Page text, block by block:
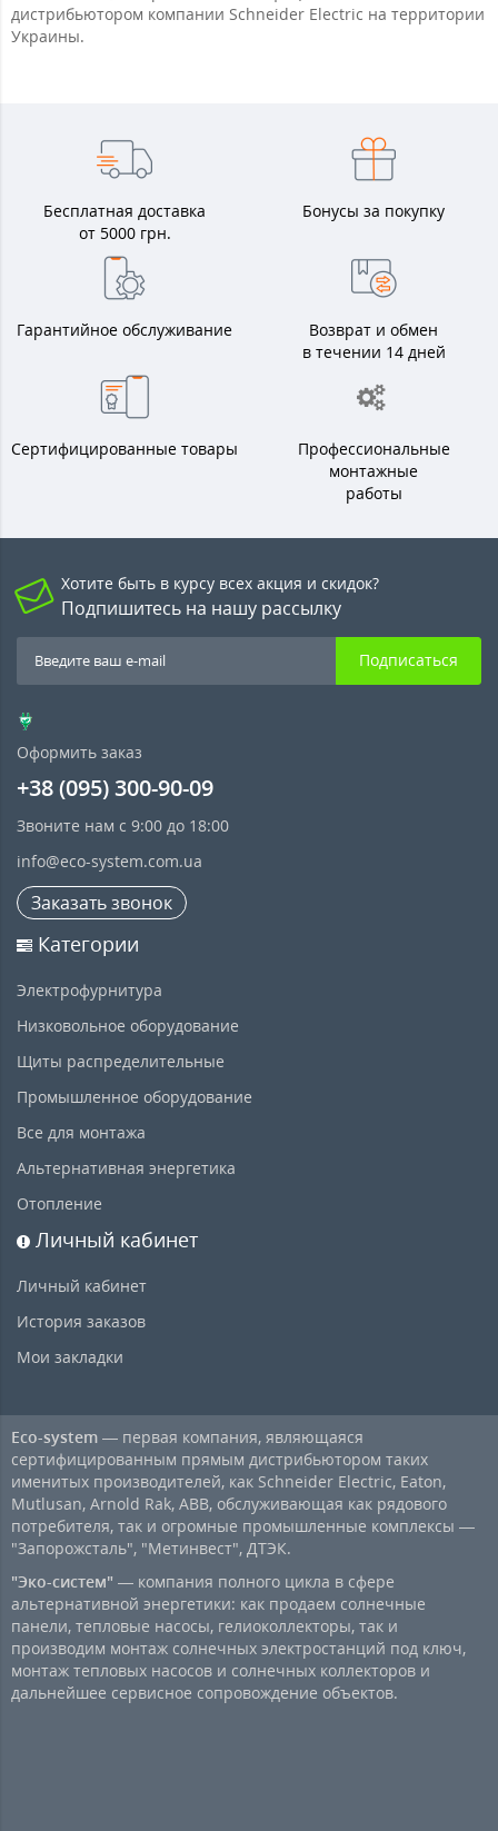
дистрибьютором компании Schneider Electric на территории
Украины.
Бесплатная доставка
от 5000 грн.
Бонусы за покупку
Гарантийное обслуживание
Возврат и обмен
в течении 14 дней
Сертифицированные товары
Профессиональные
монтажные
работы
Хотите быть в курсу всех акция и скидок?
Подпишитесь на нашу рассылку
Подписаться
Оформить заказ
+38 (095) 300-90-09
Звоните нам с 9:00 до 18:00
info@eco-system.com.ua
Заказать звонок
Категории
Электрофурнитура
Низковольное оборудование
Щиты распределительные
Промышленное оборудование
Все для монтажа
Альтернативная энергетика
Отопление
Личный кабинет
Личный кабинет
История заказов
Мои закладки
Eco-system — первая компания, являющаяся
сертифицированным прямым дистрибьютором таких
именитых производителей, как Schneider Electric, Eaton,
Mutlusan, Arnold Rak, ABB, обслуживающая как рядового
потребителя, так и огромные промышленные комплексы —
"Запорожсталь", "Метинвест", ДТЭК.
"Эко-систем" — компания полного цикла в сфере
альтернативной энергетики: как продаем солнечные
панели, тепловые насосы, гелиоколлекторы, так и
производим монтаж солнечных электростанций под ключ,
монтаж тепловых насосов и солнечных коллекторов и
дальнейшее сервисное сопровождение объектов.